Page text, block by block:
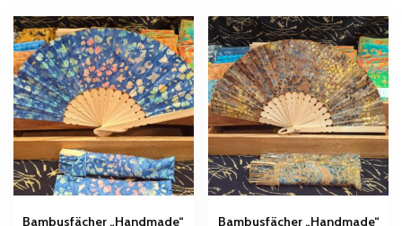
Bambusfächer „Handmade“
Bambusfächer „Handmade“